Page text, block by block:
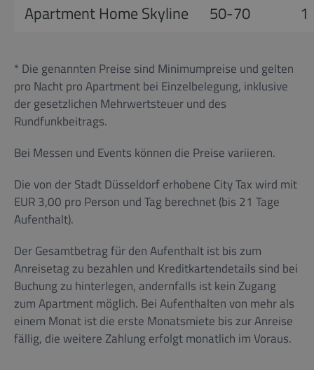
Apartment Home Skyline
50-70 1
* Die genannten Preise sind Minimumpreise und gelten
pro Nacht pro Apartment bei Einzelbelegung, inklusive
der gesetzlichen Mehrwertsteuer und des
Rundfunkbeitrags.
Bei Messen und Events können die Preise variieren.
Die von der Stadt Düsseldorf erhobene City Tax wird mit
EUR 3,00 pro Person und Tag berechnet (bis 21 Tage
Aufenthalt).
Der Gesamtbetrag für den Aufenthalt ist bis zum
Anreisetag zu bezahlen und Kreditkartendetails sind bei
Buchung zu hinterlegen, andernfalls ist kein Zugang
zum Apartment möglich. Bei Aufenthalten von mehr als
einem Monat ist die erste Monatsmiete bis zur Anreise
fällig, die weitere Zahlung erfolgt monatlich im Voraus.